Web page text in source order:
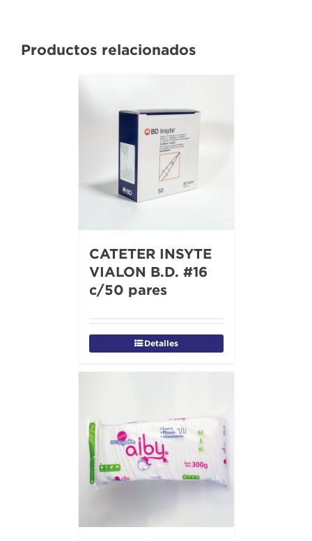
Productos relacionados
CATETER INSYTE
VIALON B.D. #16
c/50 pares
Detalles